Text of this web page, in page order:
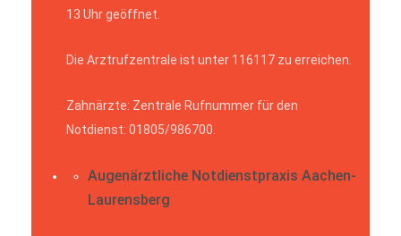
13 Uhr geöffnet.
Die Arztrufzentrale ist unter 116117 zu erreichen.
Zahnärzte: Zentrale Rufnummer für den
Notdienst: 01805/986700.
Augenärztliche Notdienstpraxis Aachen-
Laurensberg